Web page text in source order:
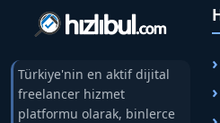
Türkiye'nin en aktif dijital
freelancer hizmet
platformu olarak, binlerce